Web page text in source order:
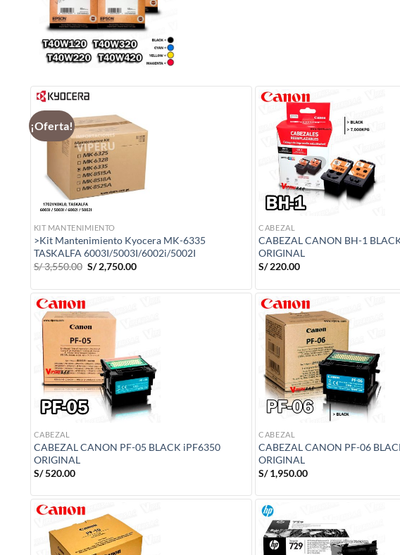
¡Oferta!
KIT MANTENIMIENTO
>Kit Mantenimiento Kyocera MK-6335
TASKALFA 6003I/5003I/6002i/5002I
S/3,550.00 El
precio
era:
S/2,750.00El
es:
CABEZAL
CABEZAL CANON BH-1
ORIGINAL
S/220.00
CABEZAL
CABEZAL CANON PF-05 BLACK iPF6350
ORIGINAL
S/520.00
CABEZAL
CABEZAL CANON PF-06
ORIGINAL
S/1,950.00